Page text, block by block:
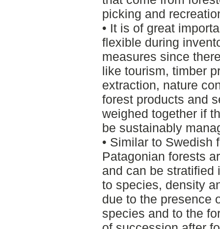
picking and
• It is of great
flexible during
measures since
like tourism, timber
extraction, nature
forest products and
weighed together if
be sustainably
• Similar to Swedish
Patagonian forests
and can be stratified
to species, density
due to the presence
species and to the